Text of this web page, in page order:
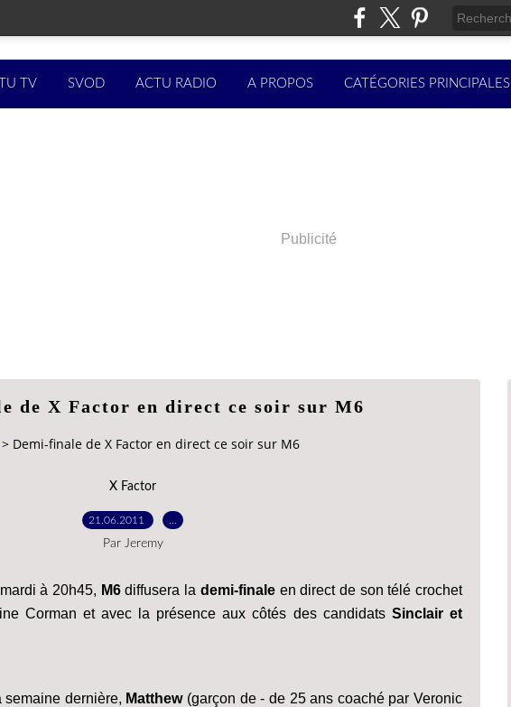
TV SVOD ACTU RADIO A PROPOS CATÉGORIES PRINCIPALES
Publicité
de X Factor en direct ce soir sur M6
> Demi-finale de X Factor en direct ce soir sur M6
X Factor
21.06.2011
Par Jeremy
à 20h45, M6diffusera la demi-finaleen direct de son télé crochet
Corman et avec la présence aux côtés des candidats Sinclair et
dernière, Matthew(garçon de - de 25 ans coaché par Veronic